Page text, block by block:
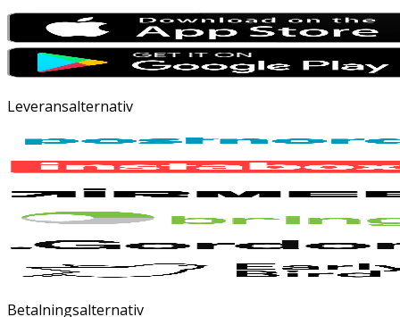
Leveransalternativ
Betalningsalternativ